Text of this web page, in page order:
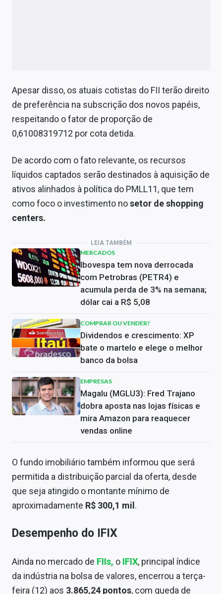
Apesar disso, os atuais cotistas do FII terão direito
de preferência na subscrição dos novos papéis,
respeitando o fator de proporção de
0,61008319712 por cota detida.
De acordo com o fato relevante, os recursos
líquidos captados serão destinados à aquisição de
ativos alinhados à política do PMLL11, que tem
como foco o investimento nosetor de shopping
centers.
LEIA TAMBÉM
MERCADOS
Ibovespa tem nova derrocada
com Petrobras (PETR4) e
acumula perda de 3% na semana;
dólar cai a R$ 5,08
COMPRAR OU VENDER?
Dividendos e crescimento: XP
bate o martelo e elege o melhor
banco da bolsa
EMPRESAS
Magalu (MGLU3): Fred Trajano
dobra aposta nas lojas físicas e
mira Amazon para reaquecer
vendas online
O fundo imobiliário também informou que será
permitida a distribuição parcial da oferta, desde
que seja atingido o montante mínimo de
aproximadamente R$ 300,1 mil .
Desempenho do IFIX
Ainda no mercado de FIIs, o IFIX, principal índice
da indústria na bolsa de valores, encerrou a terça-
feira (12) aos 3.865,24 pontos, com queda de